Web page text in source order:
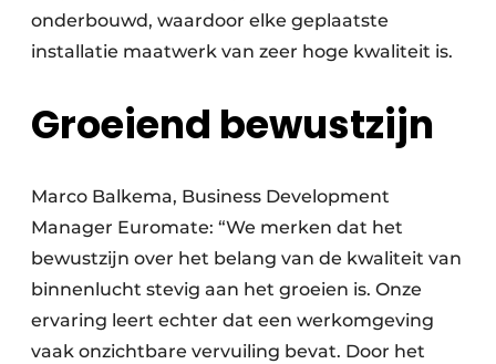
onderbouwd, waardoor elke geplaatste
installatie maatwerk van zeer hoge kwaliteit is.
Groeiend bewustzijn
Marco Balkema, Business Development
Manager Euromate: “We merken dat het
bewustzijn over het belang van de kwaliteit van
binnenlucht stevig aan het groeien is. Onze
ervaring leert echter dat een werkomgeving
vaak onzichtbare vervuiling bevat. Door het